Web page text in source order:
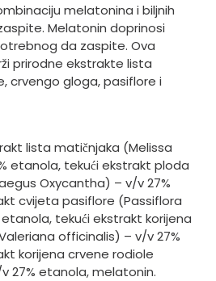
melatonina i biljnih
Melatonin doprinosi
da zaspite. Ova
prirodne ekstrakte lista
crvengo gloga, pasiflore i
lista matičnjaka (Melissa
etanola, tekući ekstrakt ploda
Oxycantha) – v/v 27%
cvijeta pasiflore (Passiflora
tekući ekstrakt korijena
officinalis) – v/v 27%
korijena crvene rodiole
27% etanola, melatonin.